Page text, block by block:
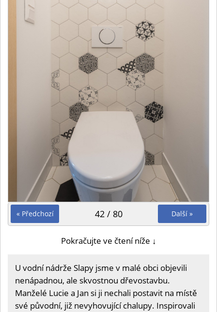
« Předchozí Další »
42 / 80
Pokračujte ve čtení níže ↓
U vodní nádrže Slapy jsme v malé obci objevili
nenápadnou, ale skvostnou dřevostavbu.
Manželé Lucie a Jan si ji nechali postavit na místě
své původní, již nevyhovující chalupy. Inspirovali